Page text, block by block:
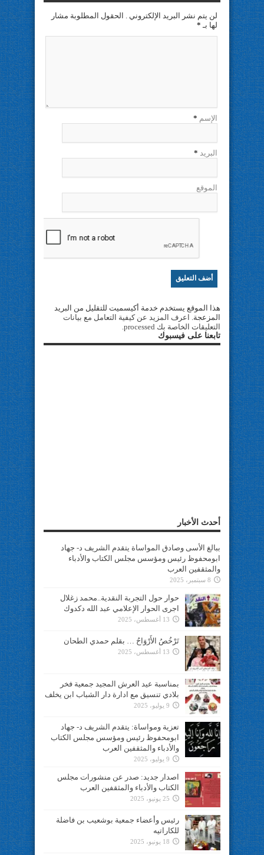
لن يتم نشر البريد الإلكتروني . الحقول المطلوبة مشار
لها بـ *
الإسم *
البريد *
الموقع
هذا الموقع يستخدم خدمة أكيسميت للتقليل من البريد
المزعجة. اعرف المزيد عن كيفية التعامل مع بيانات
التعليقات الخاصة بك processed
تابعنا على فيسبوك
أحدث الأخبار
ببالغ الأسى وصادق المواساة يتقدم الشريف د- جهاد
ابومحفوظ رئيس ومؤسس مجلس الكتاب والأدباء
والمثقفين العرب
8 سبتمبر، 2025
حوار حول التجربة النقدية..محمد زغلال
اجرى الحوار الإعلامي عبد الله دكدوك
13 أغسطس، 2025
تَرْخُصُ الأَرْوَاحُ … بقلم حمدي الطحان
13 أغسطس، 2025
بمناسبة عيد العرش المجيد جمعية فخر
بلادي تنسيق مع ادارة دار الشباب ابن يخلف
9 يوليو، 2025
تعزية ومواساة: يتقدم الشريف د- جهاد
ابومحفوظ رئيس ومؤسس مجلس الكتاب
والأدباء والمثقفين العرب
9 يوليو، 2025
اصدار جديد: صدر عن منشورات مجلس
الكتاب والأدباء والمثقفين العرب
25 يونيو، 2025
رئيس وأعضاء جمعية بوشعيب بن فاضلة
للكاراتيه
18 يونيو، 2025